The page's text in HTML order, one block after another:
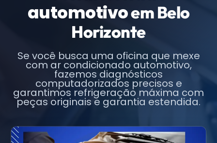
automotivoem Belo
Horizonte
Se você busca uma oficina que mexe
com ar condicionado automotivo,
fazemos diagnósticos
computadorizados precisos e
garantimos refrigeração máxima com
peças originais e garantia estendida.